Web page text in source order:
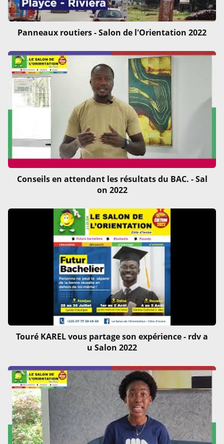
Panneaux routiers - Salon de l'Orientation 2022
Conseils en attendant les résultats du BAC. - Sal
on 2022
Touré KAREL vous partage son expérience - rdv a
u Salon 2022